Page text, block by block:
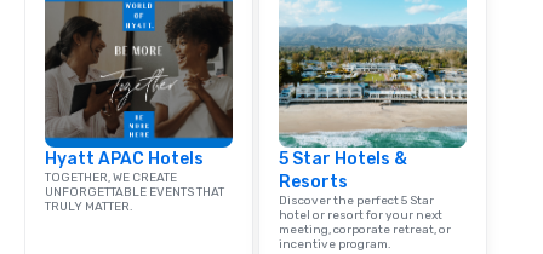
team building. All-Inclusive Group
Dining When meeting
corporate group
Smacking Foodie
group is assured a
experience with three
signature dishes at
person with tax and
included. The only
Hyatt APAC Hotels
TOGETHER, WE CREATE
UNFORGETTABLE EVENTS THAT
TRULY MATTER.
5 Star Hotels &
Resorts
Discover the perfect 5 Star
hotel or resort for your next
meeting, corporate retreat, or
incentive program.